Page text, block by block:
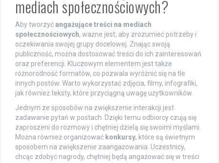
mediach społecznościowych?
Aby tworzyćangażujące treści na mediach
społecznościowych, ważne jest, aby zrozumieć potrzeby i
oczekiwania swojej grupy docelowej. Znając swoją
publiczność, można dostosować treści do ich zainteresowań
oraz preferencji. Kluczowym elementem jest także
różnorodność formatów, co pozwala wyróżnić się na tle
innych postów. Warto wykorzystać zdjęcia, filmy, infografiki,
jak również teksty, które przyciągną uwagę użytkowników.
Jednym ze sposobów na zwiększenie interakcji jest
zadawanie pytań w postach. Dzięki temu odbiorcy czują się
zaproszeni do rozmowy i chętniej dzielą się swoimi myślami.
Można również organizować konkursy, które są świetnym
sposobem na zwiększenie zaangażowania. Uczestnicy,
chcąc zdobyć nagrody, chętniej będą angażować się w treści